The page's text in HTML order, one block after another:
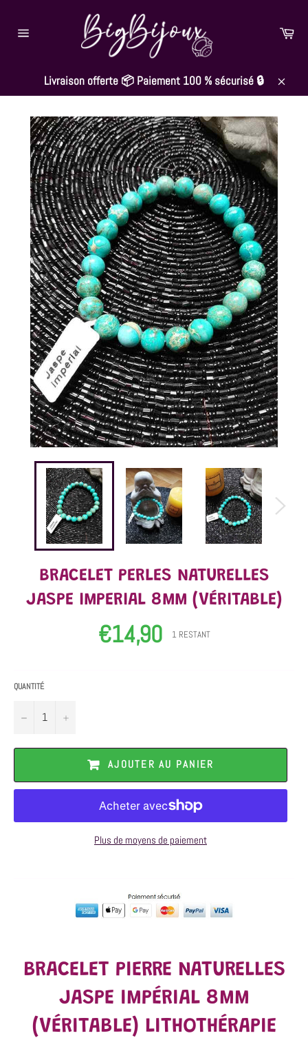
contenu
Livraison offerte 📦 Paiement 100 % sécurisé 🔒
Close
BRACELET PERLES NATURELLES
JASPE IMPERIAL 8MM (VÉRITABLE)
Prix
régulier
€14,90 1 RESTANT
QUANTITÉ
− +
AJOUTER AU PANIER
Plus de moyens de paiement
BRACELET PIERRE NATURELLES
JASPE IMPÉRIAL 8MM
(VÉRITABLE) LITHOTHÉRAPIE